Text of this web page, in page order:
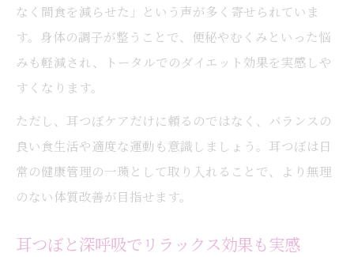
なく間食を減らせた」という声が多く寄せられていま
す。身体の調子が整うことで、便秘やむくみといった悩
みも軽減され、トータルでのダイエット効果を実感しや
すくなります。
ただし、耳つぼケアだけに頼るのではなく、バランスの
良い食生活や適度な運動も意識しましょう。耳つぼは日
常の健康管理の一環として取り入れることで、より無理
のない体質改善が目指せます。
耳つぼと深呼吸でリラックス効果も実感